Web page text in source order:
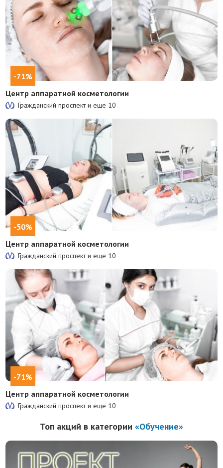
-71%
Центр аппаратной косметологии
Гражданский проспект и еще 10
-50%
Центр аппаратной косметологии
Гражданский проспект и еще 10
-71%
Центр аппаратной косметологии
Гражданский проспект и еще 10
Топ акций в категории «Обучение»